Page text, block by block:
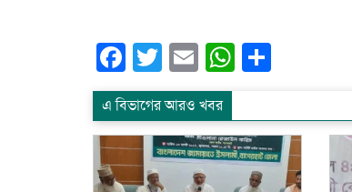
Facebook
Twitter
EmailWhatsApp
এ বিভাগের আরও খবর